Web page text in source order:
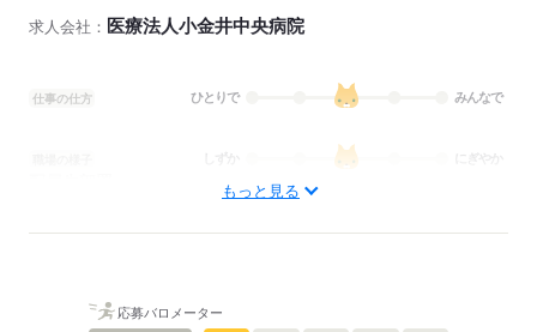
求人会社： 医療法人小金井中央病院
仕事の仕方 ひとりで みんなで
にぎやか
■退職金制度：有（勤続3年以上）
もっと見る
応募バロメーター